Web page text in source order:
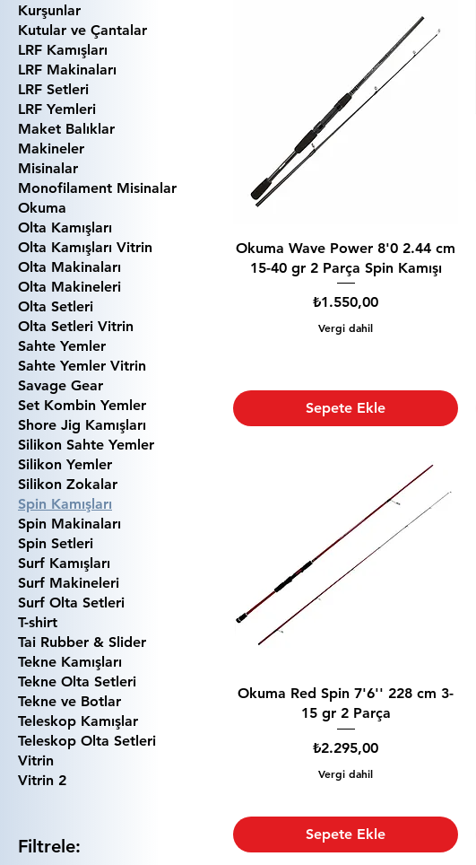
Kurşunlar
Kutular ve Çantalar
LRF Kamışları
LRF Makinaları
LRF Setleri
LRF Yemleri
Maket Balıklar
Makineler
Misinalar
Monofilament Misinalar
Okuma
Olta Kamışları
Olta Kamışları Vitrin
Olta Makinaları
Olta Makineleri
Olta Setleri
Olta Setleri Vitrin
Sahte Yemler
Sahte Yemler Vitrin
Savage Gear
Set Kombin Yemler
Shore Jig Kamışları
Silikon Sahte Yemler
Silikon Yemler
Silikon Zokalar
Spin Kamışları
Spin Makinaları
Spin Setleri
Surf Kamışları
Surf Makineleri
Surf Olta Setleri
T-shirt
Tai Rubber & Slider
Tekne Kamışları
Tekne Olta Setleri
Tekne ve Botlar
Teleskop Kamışlar
Teleskop Olta Setleri
Vitrin
Vitrin 2
Filtrele:
Okuma Wave Power 8'0 2.44 cm
15-40 gr 2 Parça Spin Kamışı
Fiyat
₺1.550,00
Vergi dahil
Sepete Ekle
Okuma Red Spin 7'6'' 228 cm 3-
15 gr 2 Parça
Fiyat
₺2.295,00
Vergi dahil
Sepete Ekle